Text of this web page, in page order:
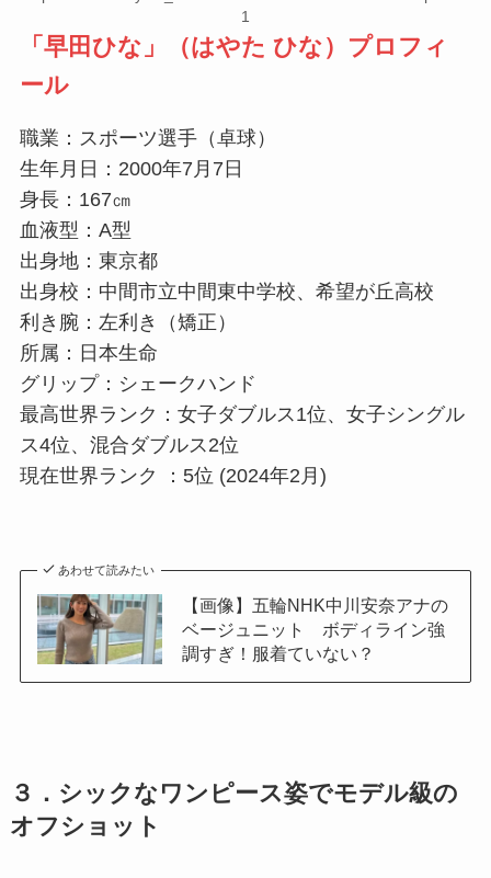
1
「 早田ひな」（はやた ひな）プロフィ
ール
職業：スポーツ選手（卓球）
生年月日：2000年7月7日
身長：167㎝
血液型：A型
出身地：東京都
出身校：中間市立中間東中学校、希望が丘高校
利き腕：左利き（矯正）
所属：日本生命
グリップ：シェークハンド
最高世界ランク：女子ダブルス1位、女子シングル
ス4位、混合ダブルス2位
現在世界ランク ：5位 (2024年2月)
あわせて読みたい
【画像】五輪NHK中川安奈アナの
ベージュニット ボディライン強
調すぎ！服着ていない？
３．シックなワンピース姿でモデル級の
オフショット